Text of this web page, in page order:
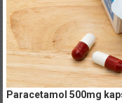
Paracetamol 500mg